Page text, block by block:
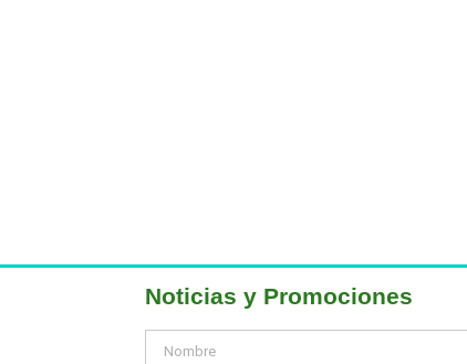
Noticias y Promociones